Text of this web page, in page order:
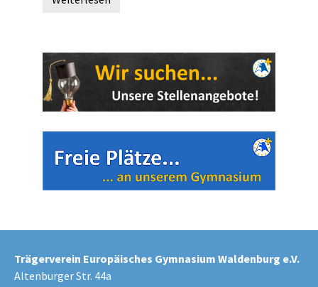
Trägerverein Europäisches Gymnasium Waldenburg e.V.
Altenburger Str. 44a